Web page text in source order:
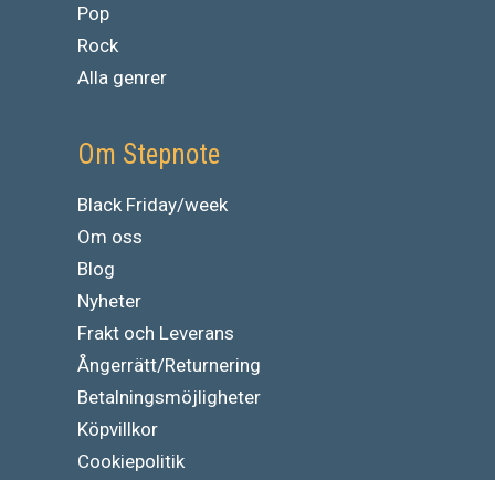
Pop
Rock
Alla genrer
Om Stepnote
Black Friday/week
Om oss
Blog
Nyheter
Frakt och Leverans
Ångerrätt/Returnering
Betalningsmöjligheter
Köpvillkor
Cookiepolitik